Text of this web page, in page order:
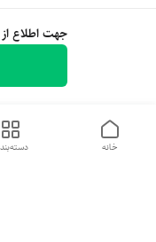
جهت اطلاع
خانه